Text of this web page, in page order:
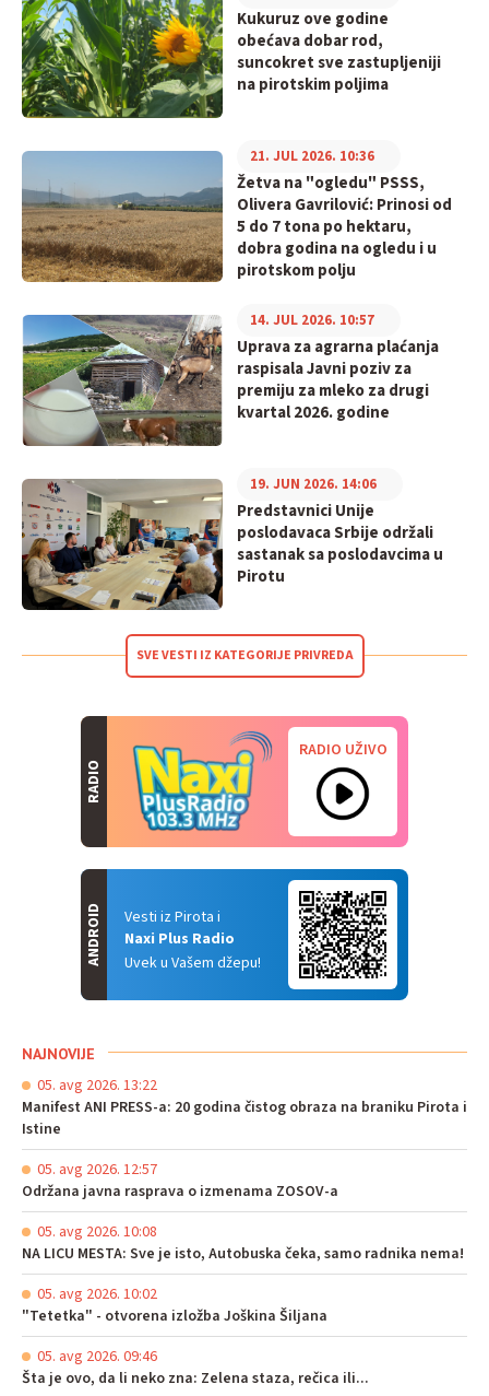
Kukuruz ove godine
obećava dobar rod,
suncokret sve zastupljeniji
na pirotskim poljima
Žetva na "ogledu" PSSS,
Olivera Gavrilović: Prinosi od
5 do 7 tona po hektaru,
dobra godina na ogledu i u
pirotskom polju
21. JUL 2026. 10:36
Uprava za agrarna plaćanja
raspisala Javni poziv za
premiju za mleko za drugi
kvartal 2026. godine
14. JUL 2026. 10:57
Predstavnici Unije
poslodavaca Srbije održali
sastanak sa poslodavcima u
Pirotu
19. JUN 2026. 14:06
SVE VESTI IZ KATEGORIJE PRIVREDA
RADIO
RADIO UŽIVO
Vesti iz Pirota i
Naxi Plus Radio
Uvek u Vašem džepu!
ANDROID
NAJNOVIJE
05. avg 2026. 13:22
Manifest ANI PRESS-a: 20 godina čistog obraza na braniku Pirota i
Istine
05. avg 2026. 12:57
Održana javna rasprava o izmenama ZOSOV-a
05. avg 2026. 10:08
NA LICU MESTA: Sve je isto, Autobuska čeka, samo radnika nema!
05. avg 2026. 10:02
"Tetetka" - otvorena izložba Joškina Šiljana
05. avg 2026. 09:46
Šta je ovo, da li neko zna: Zelena staza, rečica ili...